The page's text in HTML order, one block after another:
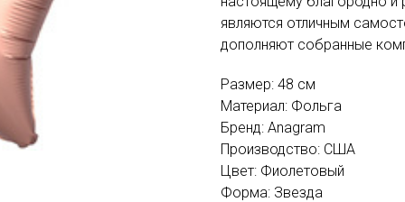
являются отличным
дополняют собранные
Размер: 48 см
Материал: Фольга
Бренд: Anagram
Производство: США
Цвет: Фиолетовый
Форма: Звезда